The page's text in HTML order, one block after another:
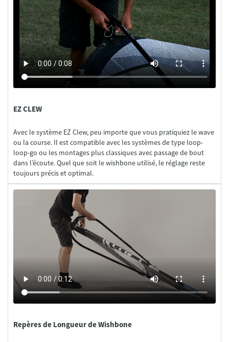
EZ CLEW
Avec le système EZ Clew, peu importe que vous pratiquiez le wave
ou la course. Il est compatible avec les systèmes de type loop-
loop-go ou les montages plus classiques avec passage de bout
dans l’écoute. Quel que soit le wishbone utilisé, le réglage reste
Repères de Longueur de Wishbone